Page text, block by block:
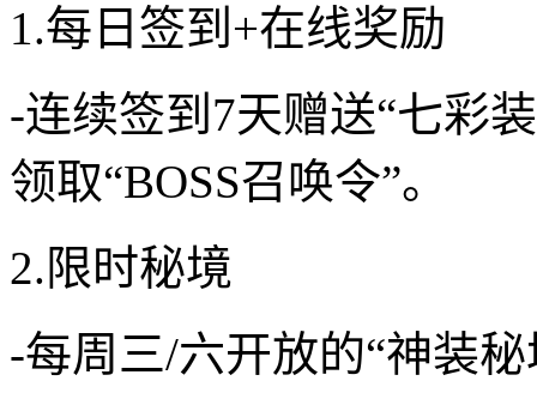
1.每日签到+在线奖励
-连续签到7天赠送“七彩
领取“BOSS召唤令”。
2.限时秘境
-每周三/六开放的“神装